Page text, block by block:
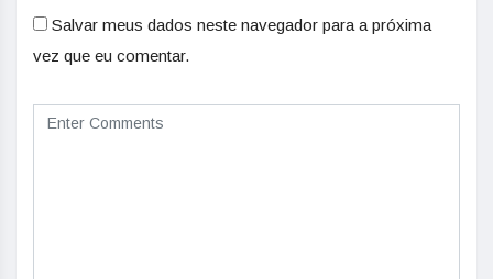
Salvar meus dados neste navegador para a próxima
vez que eu comentar.